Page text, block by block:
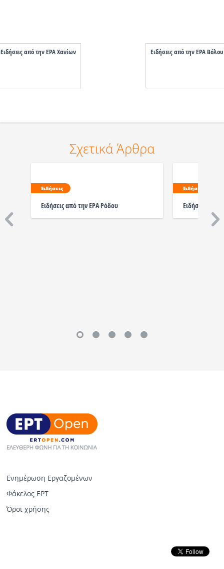
Ειδήσεις από την ΕΡΑ Χανίων Ειδήσεις από την ΕΡΑ Βόλου
Σχετικά Άρθρα
Ειδήσεις
Ειδήσεις από την ΕΡΑ Ρόδου
Ειδήσεις
Ειδήσεις από
Ενημέρωση Εργαζομένων
Φάκελος ΕΡΤ
Όροι χρήσης